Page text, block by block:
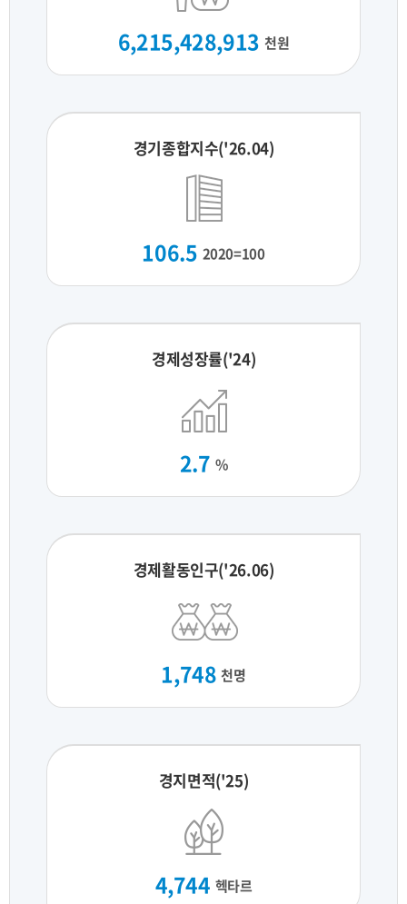
6,215,428,913 천원
경기종합지수('26.04)
106.5 2020=100
경제성장률('24)
2.7 %
경제활동인구('26.06)
1,748 천명
경지면적('25)
4,744 헥타르